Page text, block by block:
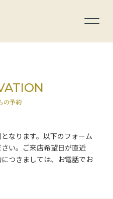
の予約
なります。以下のフォーム
い。ご来店希望日が直近
につきましては、お電話でお